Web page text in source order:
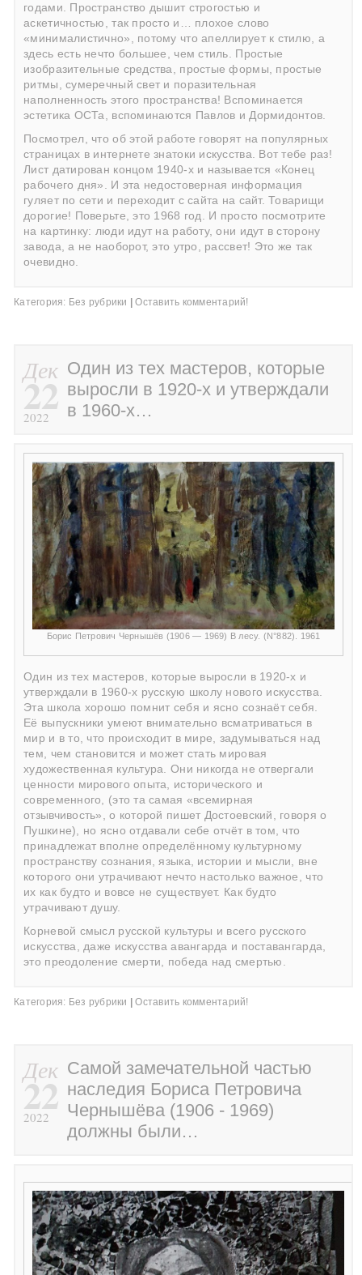
годами. Пространство дышит строгостью и
аскетичностью, так просто и… плохое слово
«минималистично», потому что апеллирует к стилю, а
здесь есть нечто большее, чем стиль. Простые
изобразительные средства, простые формы, простые
ритмы, сумеречный свет и поразительная
наполненность этого пространства! Вспоминается
эстетика ОСТа, вспоминаются Павлов и Дормидонтов.
Посмотрел, что об этой работе говорят на популярных
страницах в интернете знатоки искусства. Вот тебе раз!
Лист датирован концом 1940-х и называется «Конец
рабочего дня». И эта недостоверная информация
гуляет по сети и переходит с сайта на сайт. Товарищи
дорогие! Поверьте, это 1968 год. И просто посмотрите
на картинку: люди идут на работу, они идут в сторону
завода, а не наоборот, это утро, рассвет! Это же так
очевидно.
Категория: Без рубрики Оставить комментарий!
Дек
22
2022
Один из тех мастеров, которые
выросли в 1920-х и утверждали
в 1960-х…
Борис Петрович Чернышёв (1906 — 1969) В лесу. (N°882). 1961
Один из тех мастеров, которые выросли в 1920-х и
утверждали в 1960-х русскую школу нового искусства.
Эта школа хорошо помнит себя и ясно сознаёт себя.
Её выпускники умеют внимательно всматриваться в
мир и в то, что происходит в мире, задумываться над
тем, чем становится и может стать мировая
художественная культура. Они никогда не отвергали
ценности мирового опыта, исторического и
современного, (это та самая «всемирная
отзывчивость», о которой пишет Достоевский, говоря о
Пушкине), но ясно отдавали себе отчёт в том, что
принадлежат вполне определённому культурному
пространству сознания, языка, истории и мысли, вне
которого они утрачивают нечто настолько важное, что
их как будто и вовсе не существует. Как будто
утрачивают душу.
Корневой смысл русской культуры и всего русского
искусства, даже искусства авангарда и поставангарда,
это преодоление смерти, победа над смертью.
Категория: Без рубрики | Оставить комментарий!
Дек
22
2022
Самой замечательной частью
наследия Бориса Петровича
Чернышёва (1906 - 1969)
должны были…